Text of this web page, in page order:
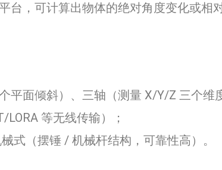
，可计算出物体的绝对角度变化或相
面倾斜）、三轴（测量 X/Y/Z 三个维
等无线传输）；
式（摆锤 / 机械杆结构，可靠性高）。